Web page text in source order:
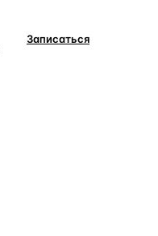
Записаться